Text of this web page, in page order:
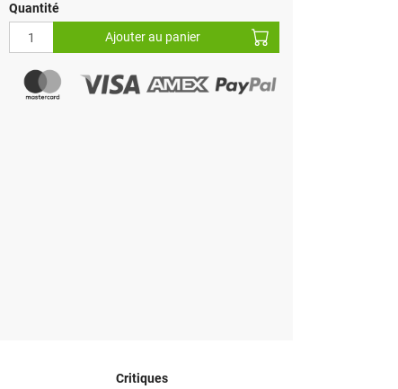
Quantité
Ajouter au panier
Critiques